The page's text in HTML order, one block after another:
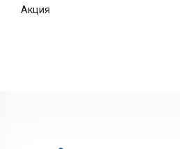
Акция